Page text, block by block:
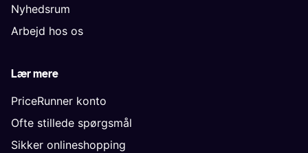
Nyhedsrum
Arbejd hos os
Lær mere
PriceRunner konto
Ofte stillede spørgsmål
Sikker onlineshopping